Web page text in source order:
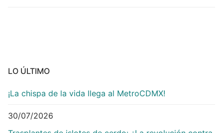
LO ÚLTIMO
¡La chispa de la vida llega al MetroCDMX!
30/07/2026